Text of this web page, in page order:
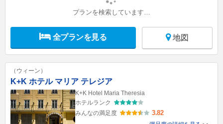
プランを検索しています…
全プランを見る 地図
（ウィーン）
K+K ホテル マリア テレジア
K+K Hotel Maria Theresia
ホテルランク
みんなの満足度
3.82